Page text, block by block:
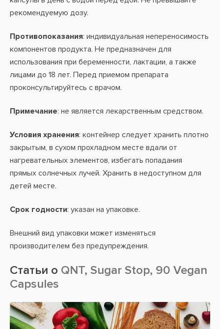
рекомендуемую дозу.
Противопоказания: индивидуальная непереносимость
компонентов продукта. Не предназначен для
использования при беременности, лактации, а также
лицами до 18 лет. Перед приемом препарата
проконсультируйтесь с врачом.
Примечание: не является лекарственным средством.
Условия хранения: контейнер следует хранить плотно
закрытым, в сухом прохладном месте вдали от
нагревательных элементов, избегать попадания
прямых солнечных лучей. Хранить в недоступном для
детей месте.
Срок годности: указан на упаковке.
Внешний вид упаковки может изменяться
производителем без предупреждения.
Статьи о QNT, Sugar Stop, 90 Vegan
Capsules